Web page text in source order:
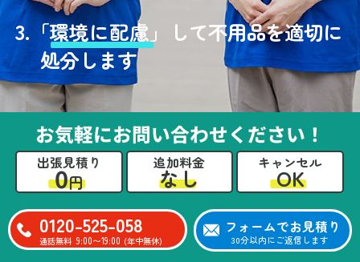
3. 「環境に配慮」
して不用品を適切に
処分します
お気軽にお問い合わせください！
出張見積り
0円
追加料金
なし
キャンセル
OK
0120-525-058
通話無料 9:00〜19:00 (年中無休)
フォームでお見積り
30分以内にご返信します